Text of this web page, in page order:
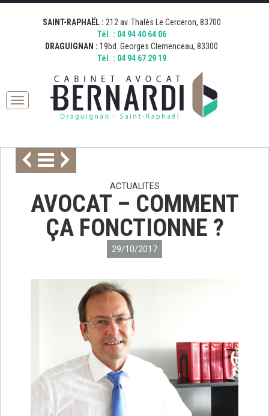
[google_map address="19 Boulevard Georges Clemenceau, 83300
Draguignan, France" zoom="15" desc="AVOCAT BERNARDI
DRAGUIGNAN" icon="http://bernardi.demo.comkwatt.com/wp-
content/uploads/2015/11/icon_map.png" ]
[google_map address="212 Avenue Thalès, 83700 Saint-Raphaël,
France" zoom="15" desc="AVOCAT BERNARDI SAINT RAPHAEL"
icon="http://bernardi.demo.comkwatt.com/wp-
content/uploads/2015/11/icon_map.png" ]
SAINT-RAPHAËL : 212 av. Thalès Le Cerceron, 83700
Tél. : 04 94 40 64 06
DRAGUIGNAN : 19bd. Georges Clemenceau, 83300
Tél. : 04 94 67 29 19
Toggle
ACTUALITES
AVOCAT – COMMENT
ÇA FONCTIONNE ?
29/10/2017